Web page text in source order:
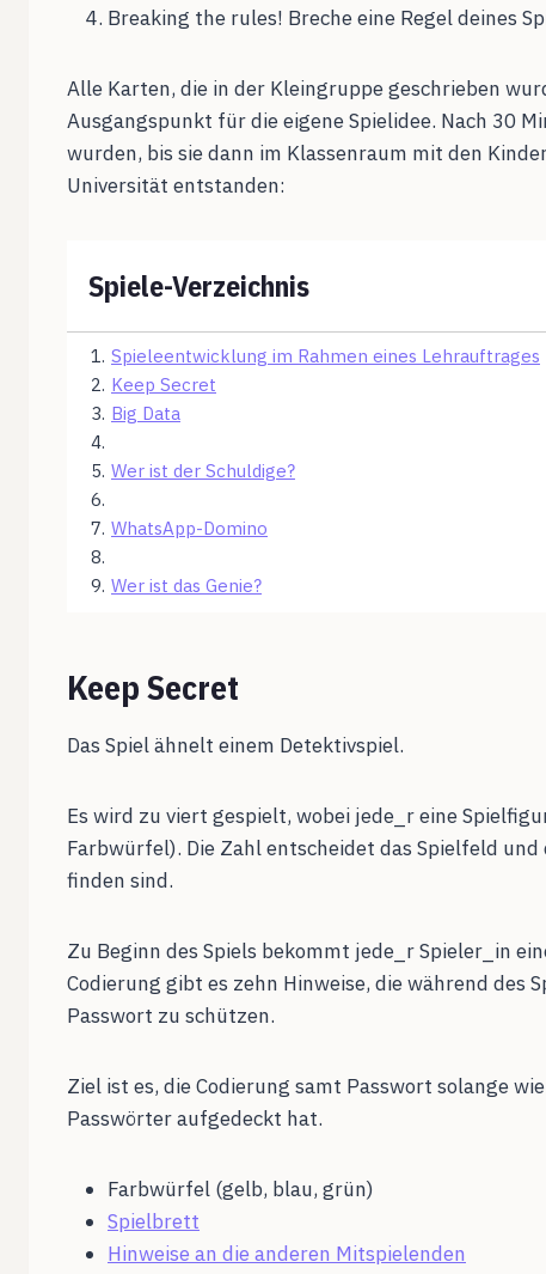
Breaking the rules! Breche eine Regel deines
Alle Karten, die in der Kleingruppe geschrieben
Ausgangspunkt für die eigene Spielidee. Nach 30
wurden, bis sie dann im Klassenraum mit den
Universität entstanden:
Spiele-Verzeichnis
1. Spieleentwicklung im Rahmen eines Lehrauftrages
2. Keep Secret
3. Big Data
4.
5. Wer ist der Schuldige?
6.
7. WhatsApp-Domino
8.
9. Wer ist das Genie?
Keep Secret
Das Spiel ähnelt einem Detektivspiel.
Es wird zu viert gespielt, wobei jede_r eine
Farbwürfel). Die Zahl entscheidet das Spielfeld
finden sind.
Zu Beginn des Spiels bekommt jede_r Spieler_in
Codierung gibt es zehn Hinweise, die während des
Passwort zu schützen.
Ziel ist es, die Codierung samt Passwort solange
Passwörter aufgedeckt hat.
Farbwürfel (gelb, blau, grün)
Spielbrett
Hinweise an die anderen Mitspielenden